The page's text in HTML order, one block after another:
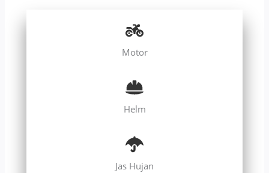
Motor
Helm
Jas Hujan